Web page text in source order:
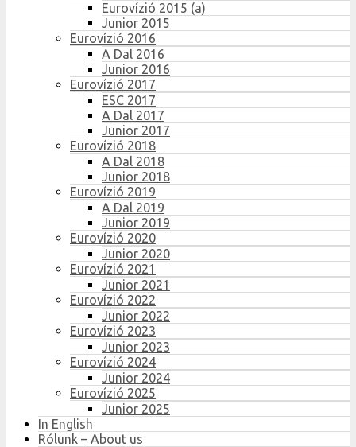
Eurovízió 2015 (a)
Junior 2015
Eurovízió 2016
A Dal 2016
Junior 2016
Eurovízió 2017
ESC 2017
A Dal 2017
Junior 2017
Eurovízió 2018
A Dal 2018
Junior 2018
Eurovízió 2019
A Dal 2019
Junior 2019
Eurovízió 2020
Junior 2020
Eurovízió 2021
Junior 2021
Eurovízió 2022
Junior 2022
Eurovízió 2023
Junior 2023
Eurovízió 2024
Junior 2024
Eurovízió 2025
Junior 2025
In English
Rólunk – About us